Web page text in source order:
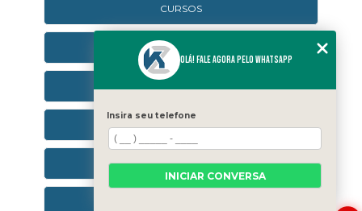
CURSOS
CURSOS ONLINE
CONTATO
CATEGORIAS
Olá! Fale agora pelo WhatsApp
Insira seu telefone
INICIAR CONVERSA